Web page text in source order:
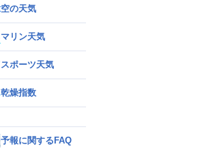
空の天気
マリン天気
スポーツ天気
乾燥指数
予報に関するFAQ